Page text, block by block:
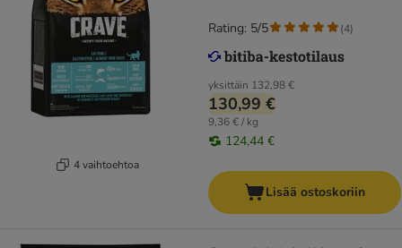
4 vaihtoehtoa
yksittäin 132,98 €
130,99 €
9,36 € / kg
124,44 €
Rating: 5/5 (4)
Lisää ostoskoriin